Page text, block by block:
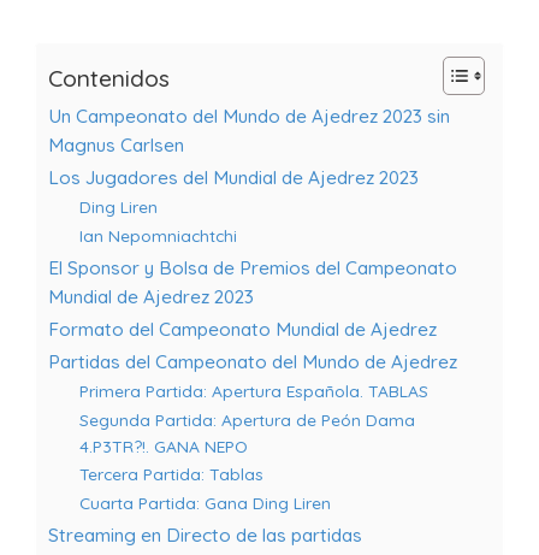
Contenidos
Un Campeonato del Mundo de Ajedrez 2023 sin
Magnus Carlsen
Los Jugadores del Mundial de Ajedrez 2023
Ding Liren
Ian Nepomniachtchi
El Sponsor y Bolsa de Premios del Campeonato
Mundial de Ajedrez 2023
Formato del Campeonato Mundial de Ajedrez
Partidas del Campeonato del Mundo de Ajedrez
Primera Partida: Apertura Española. TABLAS
Segunda Partida: Apertura de Peón Dama
4.P3TR?!. GANA NEPO
Tercera Partida: Tablas
Cuarta Partida: Gana Ding Liren
Streaming en Directo de las partidas